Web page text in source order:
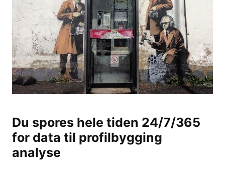
Du spores hele tiden 24/7/365
for data til profilbygging
analyse